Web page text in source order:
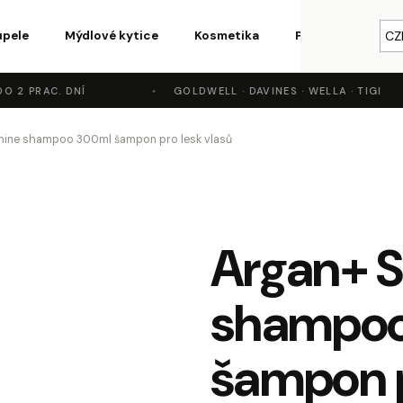
Mýdlové kytice Kosmetika Parfémy a vůně
2 PRAC. DNÍ GOLDWELL · DAVINES · WELLA · TIGI
shampoo 300ml šampon pro lesk vlasů
Argan+
šampon
potřebujete najít?